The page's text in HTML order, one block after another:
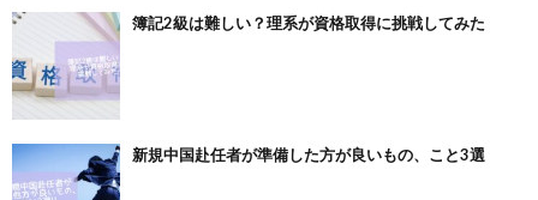
簿記2級は難しい？理系が資格取得に挑戦してみた
新規中国赴任者が準備した方が良いもの、こと3選